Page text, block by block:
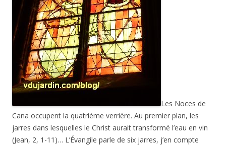
Les Noces de
Cana occupent la quatrième verrière. Au premier plan, les
jarres dans lesquelles le Christ aurait transformé l’eau en vin
(Jean, 2, 1-11)… L’Évangile parle de six jarres, j’en compte